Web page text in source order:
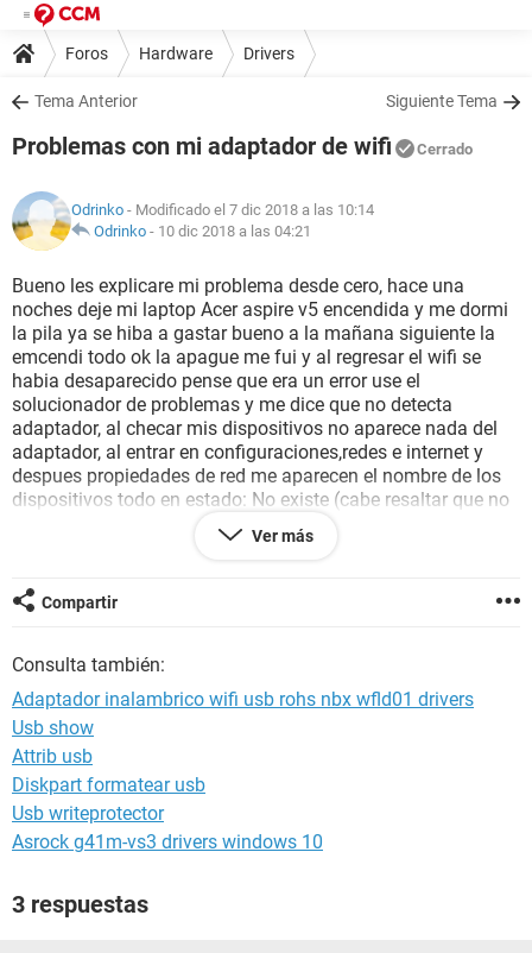
Foros Hardware Drivers
Tema Anterior Siguiente Tema
Problemas con mi adaptador de wifi Cerrado
Odrinko - Modificado el 7 dic 2018 a las 10:14
Odrinko - 10 dic 2018 a las 04:21
Bueno les explicare mi problema desde cero, hace una
noches deje mi laptop Acer aspire v5 encendida y me dormi
la pila ya se hiba a gastar bueno a la mañana siguiente la
emcendi todo ok la apague me fui y al regresar el wifi se
habia desaparecido pense que era un error use el
solucionador de problemas y me dice que no detecta
adaptador, al checar mis dispositivos no aparece nada del
adaptador, al entrar en configuraciones,redes e internet y
despues propiedades de red me aparecen el nombre de los
dispositivos todo en estado: No existe (cabe resaltar que no
funciona el ethernet de igual manera), al instalar los drivers
me dice que el dispositivo se ha desconectado o no se
hardware ya no sirve o no es el driver correcto (descargado
de la pagina de acer) o es el sistema operativo
Ver más
Compartir
Consulta también:
Adaptador inalambrico wifi usb rohs nbx wfld01 drivers
Usb show
Attrib usb
Diskpart formatear usb
Usb writeprotector
Asrock g41m-vs3 drivers windows 10
3 respuestas